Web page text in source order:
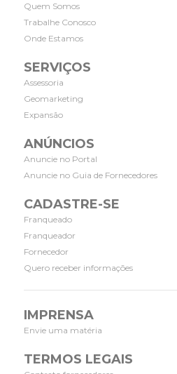
Quem Somos
Trabalhe Conosco
Onde Estamos
SERVIÇOS
Assessoria
Geomarketing
Expansão
ANÚNCIOS
Anuncie no Portal
Anuncie no Guia de Fornecedores
CADASTRE-SE
Franqueado
Franqueador
Fornecedor
Quero receber informações
IMPRENSA
Envie uma matéria
TERMOS LEGAIS